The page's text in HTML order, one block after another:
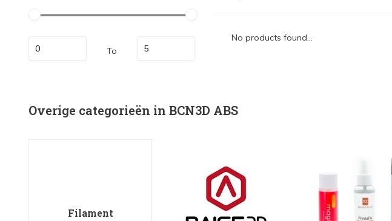
To
No products found...
Overige categorieën in BCN3D ABS
Filament